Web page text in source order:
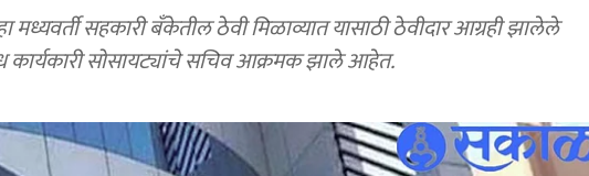
सहकारी बॅंकेतील ठेवी मिळाव्यात यासाठी ठेवीदार आग्रही झालेले
कार्यकारी सोसायट्यांचे सचिव आक्रमक झाले आहेत.